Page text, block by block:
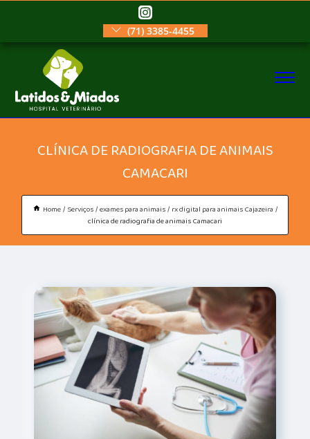
(71) 3385-4455
CLÍNICA DE RADIOGRAFIA DE ANIMAIS
CAMACARI
Home Serviços exames para animais rx digital para animais Cajazeira
clínica de radiografia de animais Camacari